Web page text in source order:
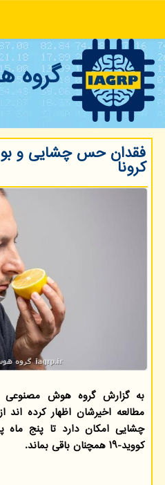
كرونا
مطالعه اخیرشان اظهار کرده
چشایی امکان دارد تا پنج ماه
کووید-۱۹ همچنان باقی بماند.